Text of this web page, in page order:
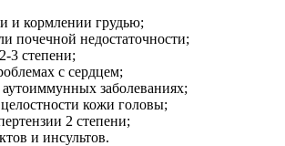
и кормлении грудью;
почечной недостаточности;
3 степени;
с сердцем;
заболеваниях;
кожи головы;
2 степени;
и инсультов.